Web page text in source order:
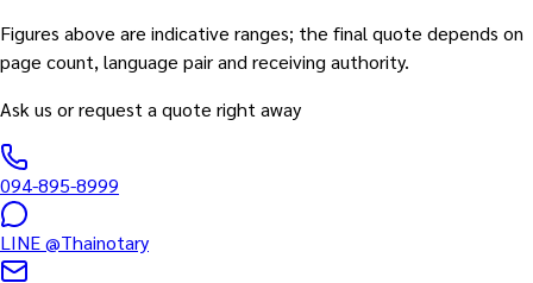
Figures above are indicative ranges; the final quote depends on
page count, language pair and receiving authority.
Ask us or request a quote right away
094-895-8999
LINE@Thainotary